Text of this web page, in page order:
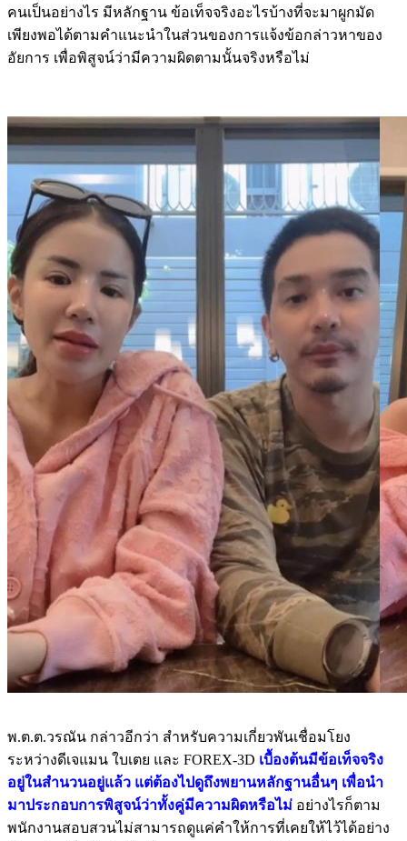
คนเป็นอย่างไร มีหลักฐาน ข้อเท็จจริงอะไรบ้างที่จะมาผูกมัด
เพียงพอได้ตามคำแนะนำในส่วนของการแจ้งข้อกล่าวหาของ
อัยการ เพื่อพิสูจน์ว่ามีความผิดตามนั้นจริงหรือไม่
พ.ต.ต.วรณัน กล่าวอีกว่า สำหรับความเกี่ยวพันเชื่อมโยง
ระหว่างดีเจแมน ใบเตย และ FOREX-3D เบื้องต้นมีข้อเท็จจริง
อยู่ในสำนวนอยู่แล้ว แต่ต้องไปดูถึงพยานหลักฐานอื่นๆ เพื่อนำ
มาประกอบการพิสูจน์ว่าทั้งคู่มีความผิดหรือไม่ อย่างไรก็ตาม
พนักงานสอบสวนไม่สามารถดูแค่คำให้การที่เคยให้ไว้ได้อย่าง